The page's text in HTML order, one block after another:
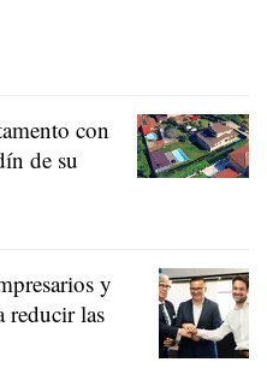
con
de su
y
reducir las